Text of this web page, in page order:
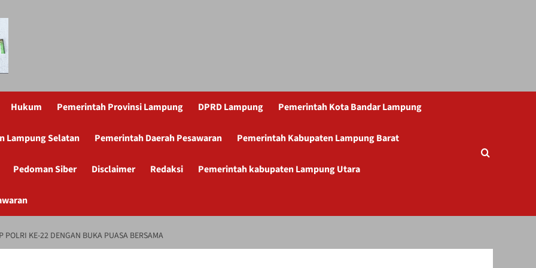
Hukum Pemerintah Provinsi Lampung DPRD Lampung Pemerintah Kota Bandar Lampung
Lampung Selatan Pemerintah Daerah Pesawaran Pemerintah Kabupaten Lampung Barat
Pedoman Siber Disclaimer Redaksi Pemerintah kabupaten Lampung Utara
KE-22 DENGAN BUKA PUASA BERSAMA